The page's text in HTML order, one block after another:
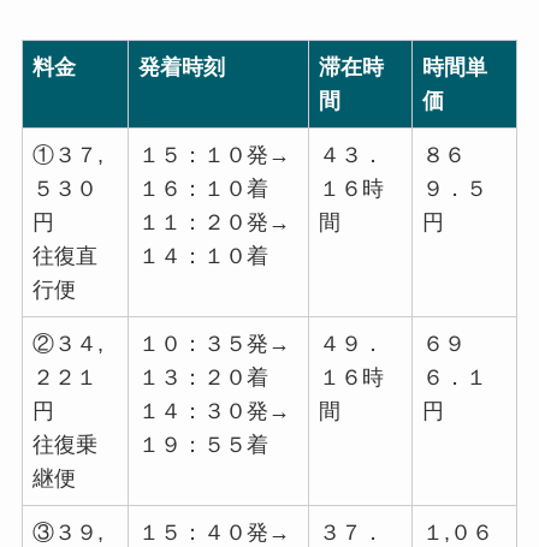
料金 発着時刻
滞在時
間
時間単
価
①３７,
５３０
円
往復直
行便
１５：１０発→
１６：１０着
１１：２０発→
１４：１０着
４３．
１６時
間
８６
９．５
円
②３４,
２２１
円
往復乗
継便
１０：３５発→
１３：２０着
１４：３０発→
１９：５５着
４９．
１６時
間
６９
６．１
円
③３９,
１５：４０発→
３７．
１,０６